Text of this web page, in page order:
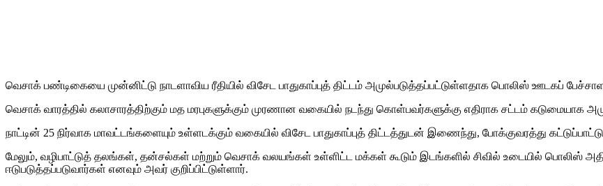
வெசாக் பண்டிகையை முன்னிட்டு நாடளாவிய ரீதியில் விசேட பாதுகாப்புத் திட்டம் அமுல்படுத்தப்பட்டுள்ளதாக பொலிஸ் ஊடகப்
வெசாக் வாரத்தில் கலாசாரத்திற்கும் மத மரபுகளுக்கும் முரணான வகையில் நடந்து கொள்பவர்களுக்கு எதிராக சட்டம் கடுமையாக
நாட்டின் 25 நிர்வாக மாவட்டங்களையும் உள்ளடக்கும் வகையில் விசேட பாதுகாப்புத் திட்டத்துடன் இணைந்து, போக்குவரத்து
மேலும், வழிபாட்டுத் தலங்கள், தன்சல்கள் மற்றும் வெசாக் வலயங்கள் உள்ளிட்ட மக்கள் கூடும் இடங்களில் சிவில் உடையில் பொலிஸ்
ஈடுபடுத்தப்படுவார்கள் எனவும் அவர் குறிப்பிட்டுள்ளார்.